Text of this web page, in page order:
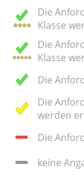
Die
Klasse
Die
Klasse
Die
Die
werden
Die
keine